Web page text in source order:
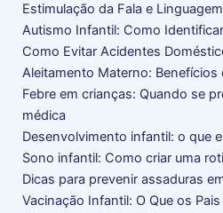
Estimulação da Fala e
Autismo Infantil: Como
Como Evitar Acidentes
Aleitamento Materno: Benefícios
Febre em crianças: Quando se
médica
Desenvolvimento infantil: o que
Sono infantil: Como criar uma
Dicas para prevenir assaduras
Vacinação Infantil: O Que os